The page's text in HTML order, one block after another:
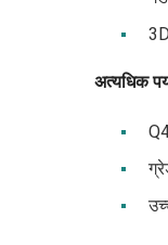
अत्यधिक